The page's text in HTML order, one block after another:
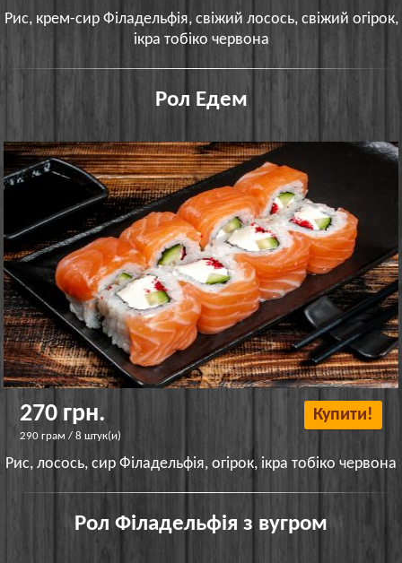
Рис, крем-сир Філадельфія, свіжий лосось, свіжий огірок,
ікра тобіко червона
Рол Едем
270 грн.
290 грам / 8 штук(и)
Купити!
Рис, лосось, сир Філадельфія, огірок, ікра тобіко червона
Рол Філадельфія з вугром